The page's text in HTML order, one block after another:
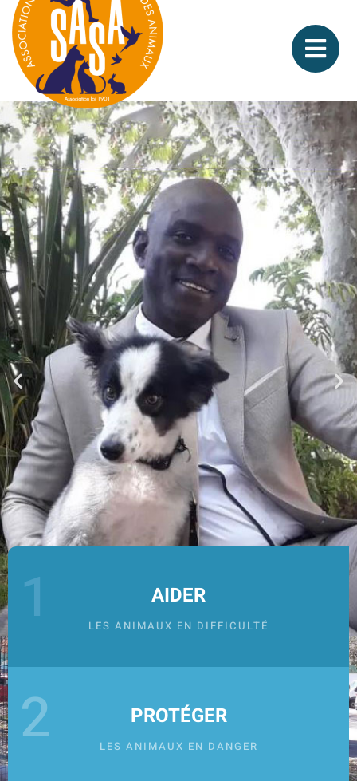
FAIRE
DON
1 AIDER
LES ANIMAUX EN DIFFICULTÉ
2 PROTÉGER
LES ANIMAUX EN DANGER